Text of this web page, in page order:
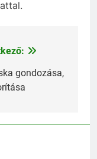
gondozása,